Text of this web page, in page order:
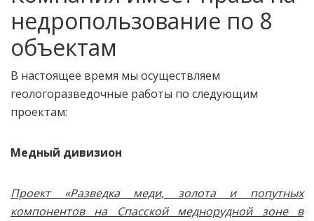
недропользование по 8
объектам
В настоящее время мы осуществляем
геологоразведочные работы по следующим
проектам:
Медный дивизион
Проект «Разведка меди, золота и попутных
компонентов на Спасской меднорудной зоне в